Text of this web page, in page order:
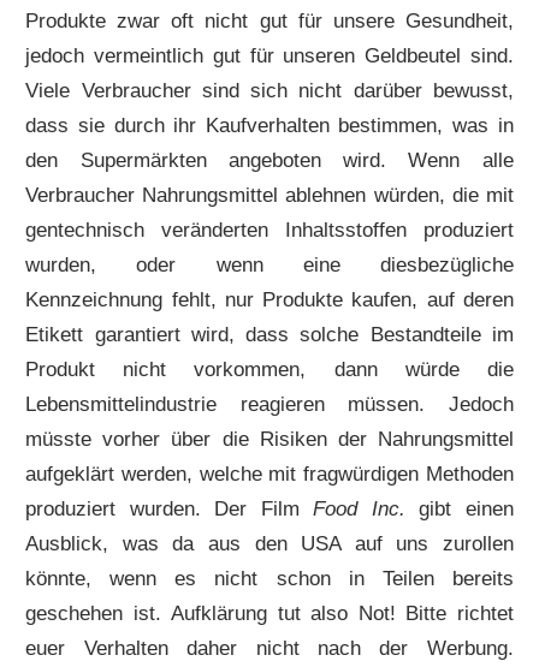
Produkte zwar oft nicht gut für unsere Gesundheit,
jedoch vermeintlich gut für unseren Geldbeutel sind.
Viele Verbraucher sind sich nicht darüber bewusst,
dass sie durch ihr Kaufverhalten bestimmen, was in
den Supermärkten angeboten wird. Wenn alle
Verbraucher Nahrungsmittel ablehnen würden, die mit
gentechnisch veränderten Inhaltsstoffen produziert
wurden, oder wenn eine diesbezügliche
Kennzeichnung fehlt, nur Produkte kaufen, auf deren
Etikett garantiert wird, dass solche Bestandteile im
Produkt nicht vorkommen, dann würde die
Lebensmittelindustrie reagieren müssen. Jedoch
müsste vorher über die Risiken der Nahrungsmittel
aufgeklärt werden, welche mit fragwürdigen Methoden
produziert wurden. Der FilmFood Inc. gibt einen
Ausblick, was da aus den USA auf uns zurollen
könnte, wenn es nicht schon in Teilen bereits
geschehen ist. Aufklärung tut also Not! Bitte richtet
euer Verhalten daher nicht nach der Werbung.